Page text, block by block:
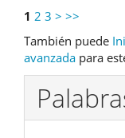
1 2 3 > >>
También puede
avanzada para